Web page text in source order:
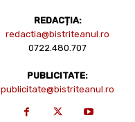
REDACȚIA:
redactia@bistriteanul.ro
0722.480.707
PUBLICITATE:
publicitate@bistriteanul.ro